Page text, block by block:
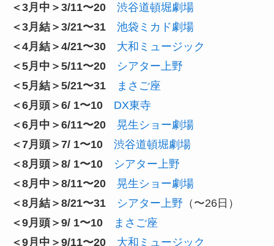
＜3月中＞3/11〜20
渋谷道頓堀劇場
＜3月結＞3/21〜31
池袋ミカド劇場
＜4月結＞4/21〜30
大和ミュージック
＜5月中＞5/11〜20
シアター上野
＜5月結＞5/21〜31
まさご座
＜6月頭＞6/ 1〜10
DX東寺
＜6月中＞6/11〜20
晃生ショー劇場
＜7月頭＞7/ 1〜10
渋谷道頓堀劇場
＜8月頭＞8/ 1〜10
シアター上野
＜8月中＞8/11〜20
晃生ショー劇場
＜8月結＞8/21〜31
シアター上野 （〜26日）
＜9月頭＞9/ 1〜10
まさご座
＜9月中＞9/11〜20
大和ミュージック